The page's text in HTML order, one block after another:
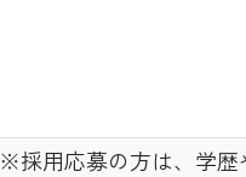
※採用応募の方は、学歴